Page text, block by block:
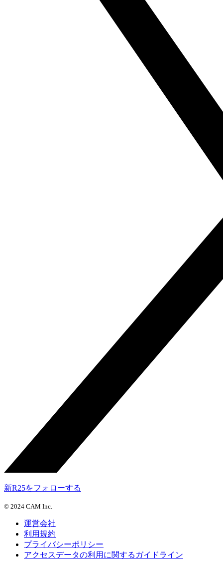
新R25をフォローする
© 2024 CAM Inc.
運営会社
利用規約
プライバシーポリシー
アクセスデータの利用に関するガイドライン